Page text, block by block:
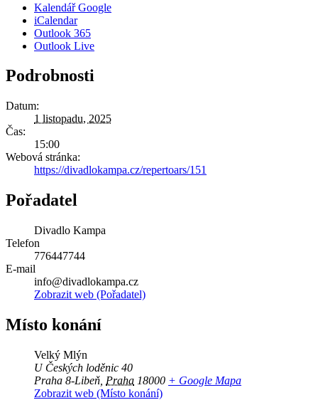
Kalendář Google
iCalendar
Outlook 365
Outlook Live
Podrobnosti
Datum:
1 listopadu, 2025
Čas:
15:00
Webová stránka:
https://divadlokampa.cz/repertoars/151
Pořadatel
Divadlo Kampa
Telefon
776447744
E-mail
info@divadlokampa.cz
Zobrazit web (Pořadatel)
Místo konání
Velký Mlýn
U Českých loděnic 40
Praha 8-Libeň Praha 18000 + Google Mapa
Zobrazit web (Místo konání)